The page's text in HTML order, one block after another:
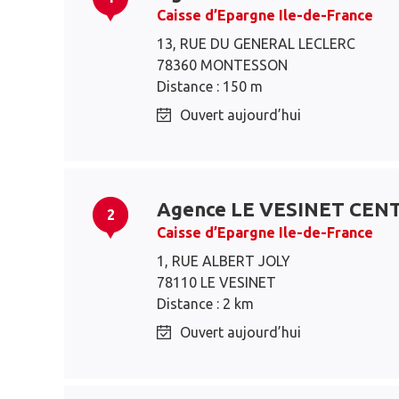
Caisse d’Epargne Ile-de-France
13, RUE DU GENERAL LECLERC
78360 MONTESSON
Distance : 150 m
Ouvert aujourd’hui
2 Agence LE VESINET
Caisse d’Epargne Ile-de-France
1, RUE ALBERT JOLY
78110 LE VESINET
Distance : 2 km
Ouvert aujourd’hui